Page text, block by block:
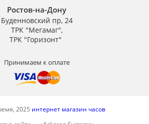
Ростов-на-Дону
Буденновский пр, 24
ТРК "Мегамаг",
ТРК "Горизонт"
Принимаем к оплате
2025 интернет магазин часов